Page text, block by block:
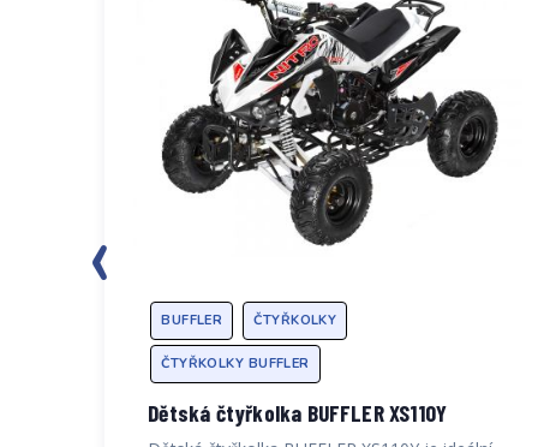
BUFFLER ČTYŘKOLKY
ČTYŘKOLKY BUFFLER
Dětská čtyřkolka BUFFLER XS110Y
‹